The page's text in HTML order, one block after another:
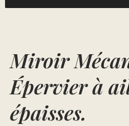
Miroir
Épervier à
épaisses.